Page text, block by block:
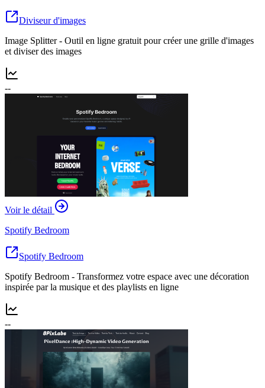
Diviseur d'images
Image Splitter - Outil en ligne gratuit pour créer une grille d'images
et diviser des images
--
Voir le détail
Spotify Bedroom
Spotify Bedroom
Spotify Bedroom - Transformez votre espace avec une décoration
inspirée par la musique et des playlists en ligne
--